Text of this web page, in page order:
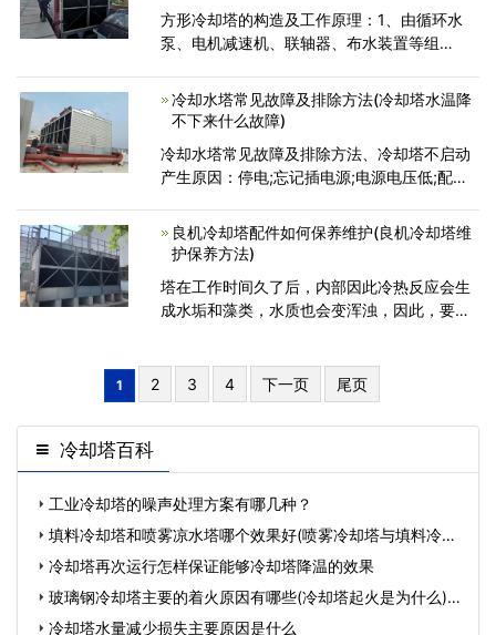
方形冷却塔的构造及工作原理：1、由循环水
泵、电机减速机、联轴器、布水装置等组
在各自的流道内进行流动，冷热流体通过风机
压送到各自对应的喷淋
冷却水塔常见故障及排除方法(冷却塔水温降
不下来什么故障)
冷却水塔常见故障及排除方法、冷却塔不启动
产生原因：停电;忘记插电源;电源电压低;配线
继电器动作;连接装置松动;，端子松动、缺相运
转;送风机
良机冷却塔配件如何保养维护(良机冷却塔维
护保养方法)
塔在工作时间久了后，内部因此冷热反应会生
成水垢和藻类，水质也会变浑浊，因此，要延
维护方法：1、冷却塔风
1 2 3 4 下一页 尾页
冷却塔百科
工业冷却塔的噪声处理方案有哪几种？
填料冷却塔和喷雾凉水塔哪个效果好(喷雾冷却塔与填料冷却
塔的区别)…
冷却塔再次运行怎样保证能够冷却塔降温的效果
玻璃钢冷却塔主要的着火原因有哪些(冷却塔起火是为什么)…
冷却塔水量减少损失主要原因是什么